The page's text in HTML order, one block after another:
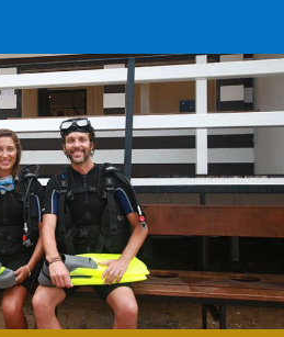
一
张
特
大
号
床
两
张
大
号
床
+
3,270 3,850 4,430 5,010